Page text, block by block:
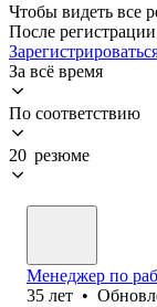
Чтобы видеть все
После
За всё время
По соответствию
20 резюме
Менеджер по
35 лет •